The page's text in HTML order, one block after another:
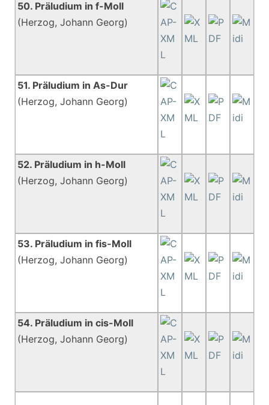
50. Präludium in f-Moll
(Herzog, Johann Georg)
51. Präludium in As-Dur
(Herzog, Johann Georg)
52. Präludium in h-Moll
(Herzog, Johann Georg)
53. Präludium in fis-Moll
(Herzog, Johann Georg)
54. Präludium in cis-Moll
(Herzog, Johann Georg)